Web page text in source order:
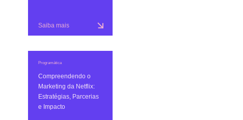
Saiba mais
Programática
Compreendendo o
Marketing da Netflix:
Estratégias, Parcerias
e Impacto